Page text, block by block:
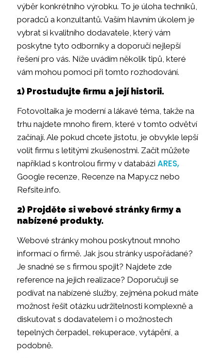
výběr konkrétního výrobku. To je úloha techniků,
poradců a konzultantů. Vaším hlavním úkolem je
vybrat si kvalitního dodavatele, který vám
poskytne tyto odborníky a doporučí nejlepší
řešení pro vás. Níže uvádím několik tipů, které
vám mohou pomoci při tomto rozhodování.
1) Prostudujte firmu a její historii.
Fotovoltaika je moderní a lákavé téma, takže na
trhu najdete mnoho firem, které v tomto odvětví
začínají. Ale pokud chcete jistotu, je obvykle lepší
volit firmu s letitými zkušenostmi. Začít můžete
například s kontrolou firmy v databázi ARES,
Google recenze, Recenze na Mapy.cz nebo
Refsite.info.
2) Projděte si webové stránky firmy a
nabízené produkty.
Webové stránky mohou poskytnout mnoho
informací o firmě. Jak jsou stránky uspořádané?
Je snadné se s firmou spojit? Najdete zde
reference na jejich realizace? Doporučuji se
podívat na nabízené služby, zejména pokud máte
možnost řešit otázku udržitelnosti komplexně a
diskutovat s dodavatelem i o možnostech
tepelných čerpadel, rekuperace, vytápění, a
podobně.